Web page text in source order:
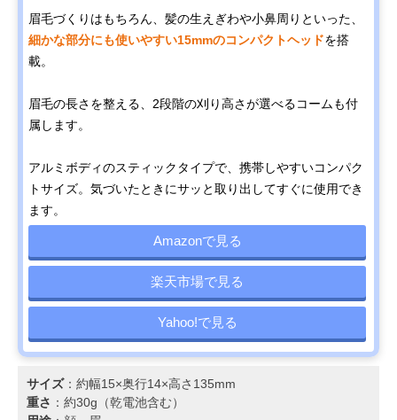
眉毛づくりはもちろん、髪の生えぎわや小鼻周りといった、
細かな部分にも使いやすい15mmのコンパクトヘッドを搭
載。
眉毛の長さを整える、2段階の刈り高さが選べるコームも付
属します。
アルミボディのスティックタイプで、携帯しやすいコンパク
トサイズ。気づいたときにサッと取り出してすぐに使用でき
ます。
Amazonで見る
楽天市場で見る
Yahoo!で見る
サイズ：約幅15×奥行14×高さ135mm
重さ ：約30g（乾電池含む）